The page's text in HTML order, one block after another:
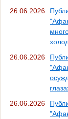
26.06.2026
26.06.2026
26.06.2026